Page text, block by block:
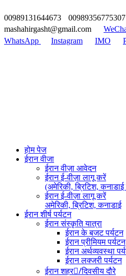
00989131644673
00989356775307
mashahirgasht@gmail.com
WhatsApp
Instagram IMO
होम पेज
ईरान वीजा
ईरान वीज़ा आवेदन
ईरान ई-वीज़ा लागू करें
(अमेरिकी, ब्रिटिश,
ईरान ई-वीज़ा लागू करें
अमेरिकी, ब्रिटिश, कनाडाई
ईरान शीर्ष पर्यटन
ईरान संस्कृति यात्रा
ईरान के बजट पर्यटन
ईरान प्रीमियम पर्यटन
ईरान अर्थव्यवस्था
ईरान लक्जरी पर्यटन
ईरान शहर/ِदिवसीय दौरे